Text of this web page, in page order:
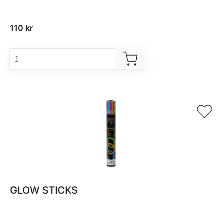
110 kr
GLOW STICKS